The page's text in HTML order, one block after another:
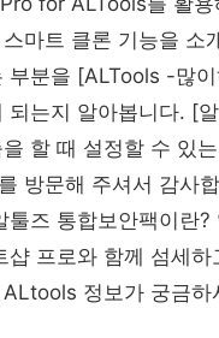
마트 클론 기능을 소
부분을 [ALTools -많
되는지 알아봅니다. [
할 때 설정할 수 있
방문해 주셔서 감사
툴즈 통합보안팩이란
샵 프로와 함께 섬세
정보가 궁금하